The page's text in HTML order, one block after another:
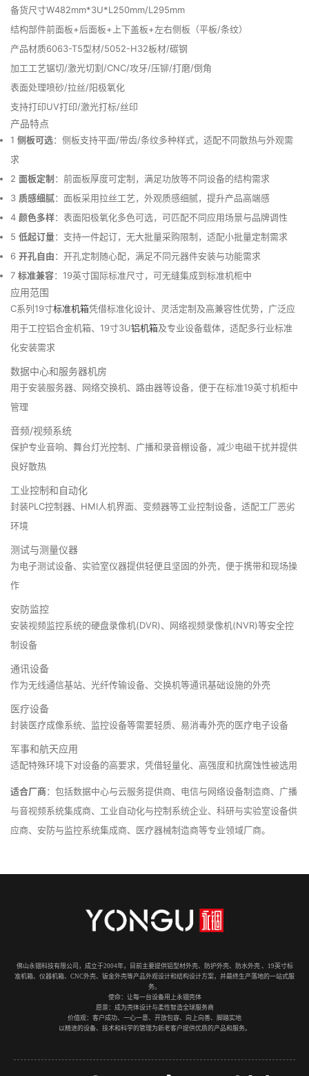
备货尺寸W482mm*3U*L250mm/L295mm
结构部件前面板+后面板+上下盖板+左右侧板（平板/条纹）
产品材质6063-T5型材/5052-H32板材/碳钢
加工工艺锯切/激光切割/CNC/攻牙/压铆/打磨/倒角
表面处理喷砂/拉丝/阳极氧化
支持打印UV打印/激光打标/丝印
产品特点
1 侧板可选：侧板支持平面/带齿/条纹多种样式，适配不同散热与外观需
求
2 面板定制：前面板厚度可定制，满足功放等不同设备的结构需求
3 质感细腻：面板采用拉丝工艺，外观质感细腻，提升产品高端感
4 颜色多样：表面阳极氧化多色可选，可匹配不同应用场景与品牌调性
5 低起订量：支持一件起订，无大批量采购限制，适配小批量定制需求
6 开孔自由：开孔定制随心配，满足不同元器件安装与功能需求
7 标准兼容：19英寸国际标准尺寸，可无缝集成到标准机柜中
应用范围
C系列19寸标准机箱凭借标准化设计、灵活定制及高兼容性优势，广泛应
用于工控铝合金机箱、19寸3U铝机箱及专业设备载体，适配多行业标准
化安装需求
数据中心和服务器机房
用于安装服务器、网络交换机、路由器等设备，便于在标准19英寸机柜中
管理
音频/视频系统
保护专业音响、舞台灯光控制、广播和录音棚设备，减少电磁干扰并提供
良好散热
工业控制和自动化
封装PLC控制器、HMI人机界面、变频器等工业控制设备，适配工厂恶劣
环境
测试与测量仪器
为电子测试设备、实验室仪器提供轻便且坚固的外壳，便于携带和现场操
作
安防监控
安装视频监控系统的硬盘录像机(DVR)、网络视频录像机(NVR)等安全控
制设备
通讯设备
作为无线通信基站、光纤传输设备、交换机等通讯基础设施的外壳
医疗设备
封装医疗成像系统、监控设备等需要轻质、易消毒外壳的医疗电子设备
军事和航天应用
适配特殊环境下对设备的高要求，凭借轻量化、高强度和抗腐蚀性被选用
适合厂商：包括数据中心与云服务提供商、电信与网络设备制造商、广播
与音视频系统集成商、工业自动化与控制系统企业、科研与实验室设备供
应商、安防与监控系统集成商、医疗器械制造商等专业领域厂商。
佛山永锢科技有限公司，成立于2004年，目前主要提供铝型材外壳、防护外壳、防水外壳 、19英寸标
准机箱、仪器机箱、CNC外壳、钣金外壳等产品外观设计和结构设计方案，并最终生产落地的一站式服
务。
使命：让每一台设备用上永锢壳体
愿景：成为壳体设计与柔性智造全球服务商
价值观：客户成功、一心一意、开放包容、向上向善、脚踏实地
以精进的设备、技术和科学的管理为新老客户提供优质的产品和服务。